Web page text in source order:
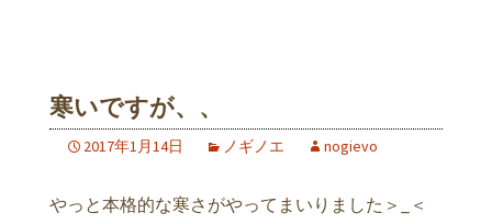
寒いですが、、
2017年1月14日 ノギノエ nogievo
やっと本格的な寒さがやってまいりました＞_＜